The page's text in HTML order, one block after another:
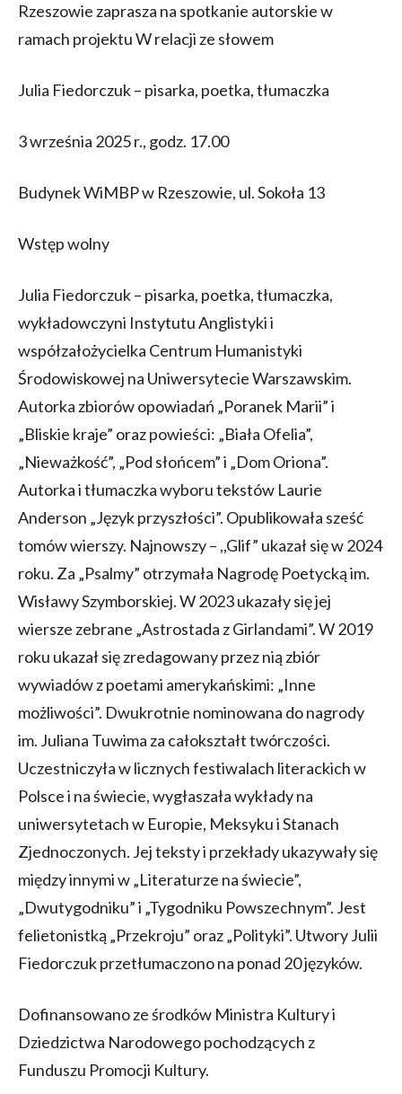
Rzeszowie zaprasza na spotkanie autorskie w
ramach projektu W relacji ze słowem
Julia Fiedorczuk – pisarka, poetka, tłumaczka
3 września 2025 r., godz. 17.00
Budynek WiMBP w Rzeszowie, ul. Sokoła 13
Wstęp wolny
Julia Fiedorczuk – pisarka, poetka, tłumaczka,
wykładowczyni Instytutu Anglistyki i
współzałożycielka Centrum Humanistyki
Środowiskowej na Uniwersytecie Warszawskim.
Autorka zbiorów opowiadań „Poranek Marii” i
„Bliskie kraje” oraz powieści: „Biała Ofelia”,
„Nieważkość”, „Pod słońcem” i „Dom Oriona”.
Autorka i tłumaczka wyboru tekstów Laurie
Anderson „Język przyszłości”. Opublikowała sześć
tomów wierszy. Najnowszy – ,,Glif” ukazał się w 2024
roku. Za „Psalmy” otrzymała Nagrodę Poetycką im.
Wisławy Szymborskiej. W 2023 ukazały się jej
wiersze zebrane „Astrostada z Girlandami”. W 2019
roku ukazał się zredagowany przez nią zbiór
wywiadów z poetami amerykańskimi: „Inne
możliwości”. Dwukrotnie nominowana do nagrody
im. Juliana Tuwima za całokształt twórczości.
Uczestniczyła w licznych festiwalach literackich w
Polsce i na świecie, wygłaszała wykłady na
uniwersytetach w Europie, Meksyku i Stanach
Zjednoczonych. Jej teksty i przekłady ukazywały się
między innymi w „Literaturze na świecie”,
„Dwutygodniku” i „Tygodniku Powszechnym”. Jest
felietonistką „Przekroju” oraz „Polityki”. Utwory Julii
Fiedorczuk przetłumaczono na ponad 20 języków.
Dofinansowano ze środków Ministra Kultury i
Dziedzictwa Narodowego pochodzących z
Funduszu Promocji Kultury.